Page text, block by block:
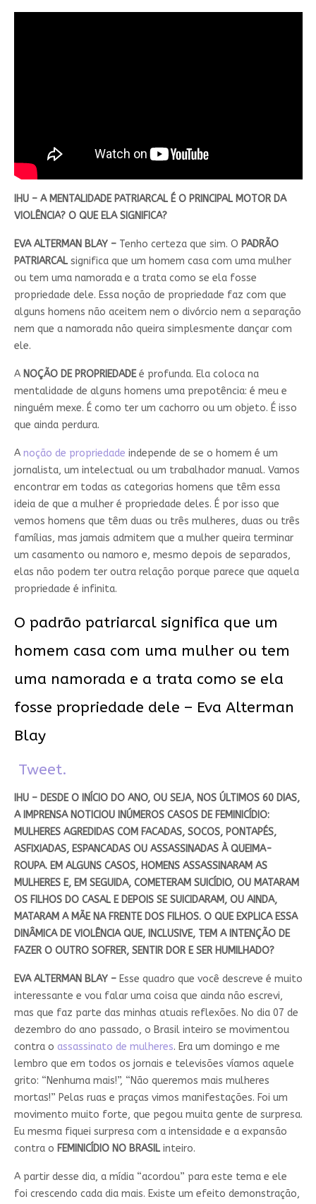
IHU – A MENTALIDADE PATRIARCAL É O PRINCIPAL MOTOR DA
VIOLÊNCIA? O QUE ELA SIGNIFICA?
EVA ALTERMAN BLAY – Tenho certeza que sim. O PADRÃO
PATRIARCAL significa que um homem casa com uma mulher
ou tem uma namorada e a trata como se ela fosse
propriedade dele. Essa noção de propriedade faz com que
alguns homens não aceitem nem o divórcio nem a separação
nem que a namorada não queira simplesmente dançar com
ele.
A NOÇÃO DE PROPRIEDADE é profunda. Ela coloca na
mentalidade de alguns homens uma prepotência: é meu e
ninguém mexe. É como ter um cachorro ou um objeto. É isso
que ainda perdura.
A noção de propriedade independe de se o homem é um
jornalista, um intelectual ou um trabalhador manual. Vamos
encontrar em todas as categorias homens que têm essa
ideia de que a mulher é propriedade deles. É por isso que
vemos homens que têm duas ou três mulheres, duas ou três
famílias, mas jamais admitem que a mulher queira terminar
um casamento ou namoro e, mesmo depois de separados,
elas não podem ter outra relação porque parece que aquela
propriedade é infinita.
O padrão patriarcal significa que um
homem casa com uma mulher ou tem
uma namorada e a trata como se ela
fosse propriedade dele – Eva Alterman
Blay
Tweet.
IHU – DESDE O INÍCIO DO ANO, OU SEJA, NOS ÚLTIMOS 60 DIAS,
A IMPRENSA NOTICIOU INÚMEROS CASOS DE FEMINICÍDIO:
MULHERES AGREDIDAS COM FACADAS, SOCOS, PONTAPÉS,
ASFIXIADAS, ESPANCADAS OU ASSASSINADAS À QUEIMA-
ROUPA. EM ALGUNS CASOS, HOMENS ASSASSINARAM AS
MULHERES E, EM SEGUIDA, COMETERAM SUICÍDIO, OU MATARAM
OS FILHOS DO CASAL E DEPOIS SE SUICIDARAM, OU AINDA,
MATARAM A MÃE NA FRENTE DOS FILHOS. O QUE EXPLICA ESSA
DINÂMICA DE VIOLÊNCIA QUE, INCLUSIVE, TEM A INTENÇÃO DE
FAZER O OUTRO SOFRER, SENTIR DOR E SER HUMILHADO?
EVA ALTERMAN BLAY – Esse quadro que você descreve é muito
interessante e vou falar uma coisa que ainda não escrevi,
mas que faz parte das minhas atuais reflexões. No dia 07 de
dezembro do ano passado, o Brasil inteiro se movimentou
contra o assassinato de mulheres. Era um domingo e me
lembro que em todos os jornais e televisões víamos aquele
grito: “Nenhuma mais!”, “Não queremos mais mulheres
mortas!” Pelas ruas e praças vimos manifestações. Foi um
movimento muito forte, que pegou muita gente de surpresa.
Eu mesma fiquei surpresa com a intensidade e a expansão
contra o FEMINICÍDIO NO BRASIL inteiro.
A partir desse dia, a mídia “acordou” para este tema e ele
foi crescendo cada dia mais. Existe um efeito demonstração,